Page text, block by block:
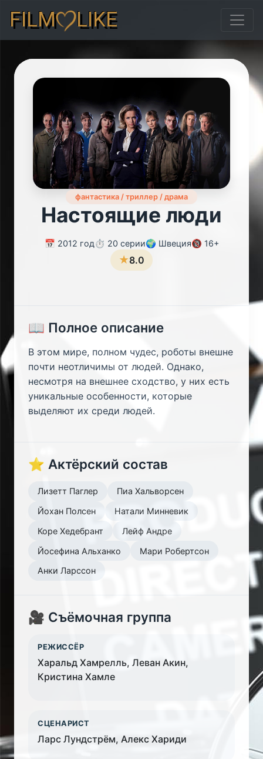
FILM LIKE
фантастика / триллер / драма
Настоящие люди
📅 2012 год⏱️ 20 серии🌍 Швеция🔞 16+
★8.0
📖 Полное описание
В этом мире, полном чудес, роботы внешне
почти неотличимы от людей. Однако,
несмотря на внешнее сходство, у них есть
уникальные особенности, которые
выделяют их среди людей.
⭐ Актёрский состав
Лизетт Паглер
Пиа Хальворсен
Йохан Полсен
Натали Минневик
Коре Хедебрант
Лейф Андре
Йосефина Альханко
Мари Робертсон
Анки Ларссон
🎥 Съёмочная группа
РЕЖИССЁР
Харальд Хамрелль, Леван Акин,
Кристина Хамле
СЦЕНАРИСТ
Ларс Лундстрём, Алекс Хариди